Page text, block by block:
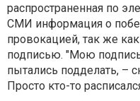
распространенная по
СМИ информация о
провокацией, так же
подписью. "Мою
пытались подделать, –
Просто кто-то